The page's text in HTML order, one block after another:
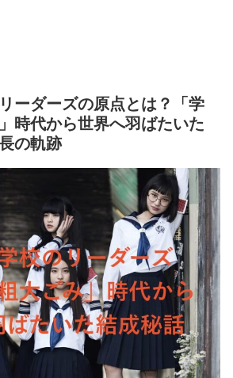
ーダーズの原点とは？「学
時代から世界へ羽ばたいた
の軌跡